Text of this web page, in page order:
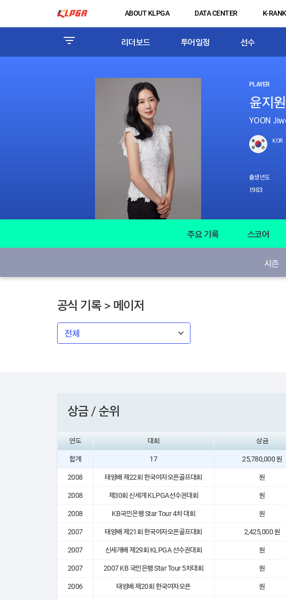
ABOUT KLPGA DATA CENTER K-
리더보드 투어일정 선수
PLAYER
YOON
KOR
출생년도
1983
주요 기록 스코어
시즌
공식 기록 > 메이저
상금 / 순위
연도 대회 상금
합계 17 25,780,000 원
2008 태영배 제22회 한국여자오픈골프대회 원
2008 제30회 신세계 KLPGA선수권대회 원
2008 KB국민은행 Star Tour 4차 대회 원
2007 태영배 제21회 한국여자오픈골프대회 2,425,000 원
2007 신세계배 제29회 KLPGA 선수권대회 원
2007 2007 KB 국민은행 Star Tour 5차대회 원
2006 태영배 제20회 한국여자오픈 원